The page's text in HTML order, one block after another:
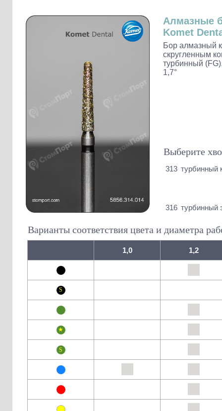
Наконечники и переходники KaVo
Алмазные
Komet
Бор алмазный
скругленным
турбинный
1,7°
Выберите
313 турбинный
316 турбинный
Варианты соответствия цвета и диаметра
1,0 1,2